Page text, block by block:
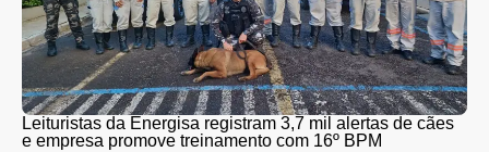
Leituristas da Energisa registram 3,7 mil alertas de cães
e empresa promove treinamento com 16º BPM